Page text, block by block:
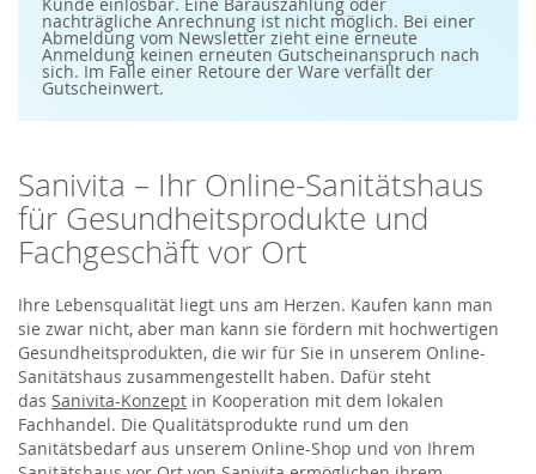
i
e
s
i
c
f
n
s
e
r
e
n
e
s
l
e
t
t
e
r
a
Kunde einlösbar. Eine Barauszahlung oder
nachträgliche Anrechnung ist nicht möglich. Bei einer
Abmeldung vom Newsletter zieht eine erneute
Anmeldung keinen erneuten Gutscheinanspruch nach
sich. Im Falle einer Retoure der Ware verfällt der
Gutscheinwert.
Sanivita – Ihr Online-Sanitätshaus
für Gesundheitsprodukte und
Fachgeschäft vor Ort
Ihre Lebensqualität liegt uns am Herzen. Kaufen kann man
sie zwar nicht, aber man kann sie fördern mit hochwertigen
Gesundheitsprodukten, die wir für Sie in unserem Online-
Sanitätshaus zusammengestellt haben. Dafür steht
das Sanivita-Konzept in Kooperation mit dem lokalen
Fachhandel. Die Qualitätsprodukte rund um den
Sanitätsbedarf aus unserem Online-Shop und von Ihrem